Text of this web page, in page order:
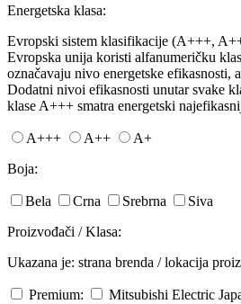
Energetska klasa:
Evropski sistem klasifikacije (A+++,
Evropska unija koristi alfanumeričku
označavaju nivo energetske efikasnosti,
Dodatni nivoi efikasnosti unutar svake
klase A+++ smatra energetski
A+++ A++
A+
Boja:
Bela Crna Srebrna
Siva
Proizvođači / Klasa:
Ukazana je: strana brenda / lokacija
Premium: Mitsubishi Electric